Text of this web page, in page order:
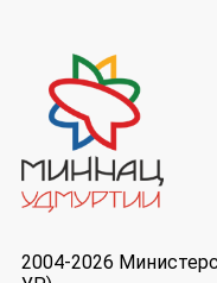
2004-2026